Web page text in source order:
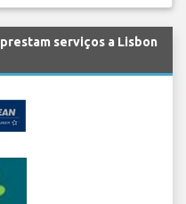
serviços a Lisbon